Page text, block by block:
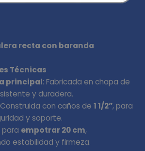
recta con baranda
Técnicas
principal: Fabricada en chapa de
y duradera.
Construida con caños de1 1/2”, para
y soporte.
para empotrar 20 cm,
estabilidad y firmeza.